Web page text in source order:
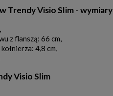
Trendy Visio Slim - wymiary
z flanszą: 66 cm,
4,8 cm,
Visio Slim